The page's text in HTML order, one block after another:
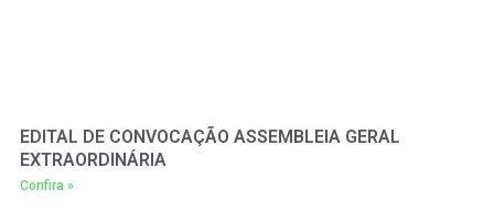
EDITAL DE CONVOCAÇÃO ASSEMBLEIA GERAL
EXTRAORDINÁRIA
Confira »